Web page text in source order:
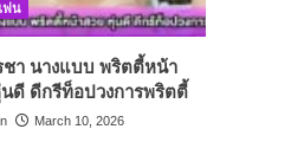
ฟน
า นางแบบ พริตตี้หน้า
ดี ดีกรีท็อปวงการพริตตี้
March 10, 2026